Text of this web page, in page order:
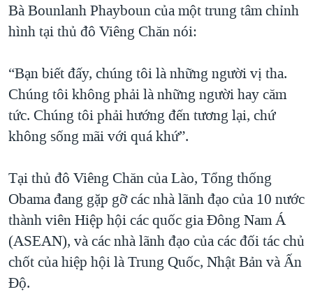
Bà Bounlanh Phayboun của một trung tâm chỉnh
hình tại thủ đô Viêng Chăn nói:
“Bạn biết đấy, chúng tôi là những người vị tha.
Chúng tôi không phải là những người hay căm
tức. Chúng tôi phải hướng đến tương lại, chứ
không sống mãi với quá khứ”.
Tại thủ đô Viêng Chăn của Lào, Tổng thống
Obama đang gặp gỡ các nhà lãnh đạo của 10 nước
thành viên Hiệp hội các quốc gia Đông Nam Á
(ASEAN), và các nhà lãnh đạo của các đối tác chủ
chốt của hiệp hội là Trung Quốc, Nhật Bản và Ấn
Độ.